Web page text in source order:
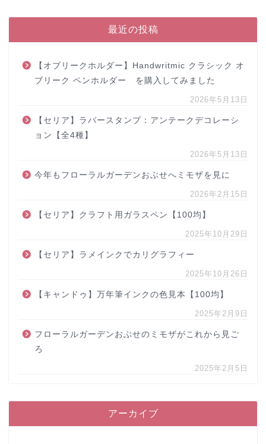
最近の投稿
【オブリークホルダー】Handwritmic クラシック オ
ブリーク ペンホルダー を購入してみました
2026年5月13日
【セリア】ラバースタンプ：アンテークデコレーシ
ョン【全4種】
2026年5月13日
今年もフローラルガーデンおぶせへミモザを見に
2026年2月15日
【セリア】クラフト用ガラスペン【100均】
2025年10月29日
【セリア】ラメインクでカリグラフィー
2025年10月26日
【キャンドゥ】万年筆インクの色見本【100均】
2025年2月9日
フローラルガーデンおぶせのミモザがこれから見ご
ろ
2025年2月5日
アーカイブ